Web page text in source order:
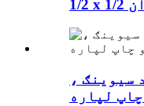
سیوینګ ،
لپاره